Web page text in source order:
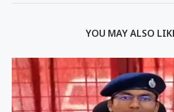
YOU MAY ALSO